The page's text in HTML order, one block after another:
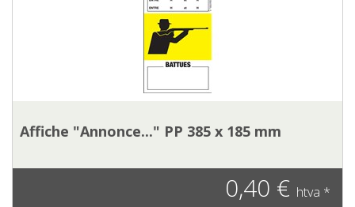
Affiche "Annonce..." PP 385 x 185 mm
0,40 € htva *